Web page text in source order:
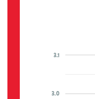
3.0
3.1